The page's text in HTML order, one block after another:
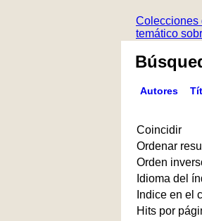
Colecciones
temático
Autores
Coincidir
Ordenar
Orden
Idioma del
Indice en el
Hits por